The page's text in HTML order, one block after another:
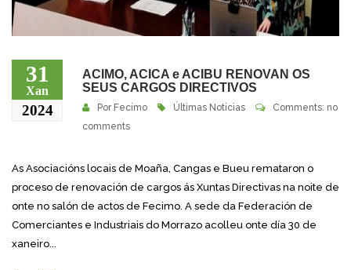
31
Xan
2024
ACIMO, ACICA e ACIBU RENOVAN OS
SEUS CARGOS DIRECTIVOS
Por Fecimo Últimas Noticias
Comments: no
comments
As Asociacións locais de Moaña, Cangas e Bueu remataron o
proceso de renovación de cargos ás Xuntas Directivas na noite de
onte no salón de actos de Fecimo. A sede da Federación de
Comerciantes e Industriais do Morrazo acolleu onte día 30 de
xaneiro...